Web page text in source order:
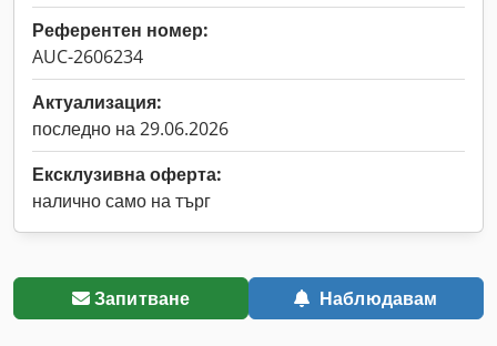
Референтен номер:
AUC-2606234
Актуализация:
последно на 29.06.2026
Ексклузивна оферта:
налично само на търг
Запитване Наблюдавам